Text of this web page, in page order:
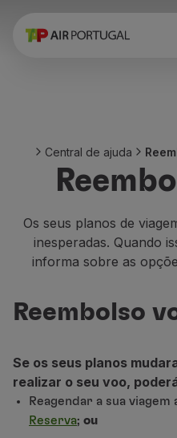
Reservar
Stopover
Informações de viagem
Necessidades especiais
Viajar com animais
Bebés e crianças
A bordo
Voar em Economy
Refeições a bordo
Entretenimento
Wi-Fi
Central de ajuda
Os seus planos de
inesperadas. Quando
informa sobre as
Reembolso
Se os seus planos
realizar o seu voo,
Reagendar a sua viagem
Reserva; ou